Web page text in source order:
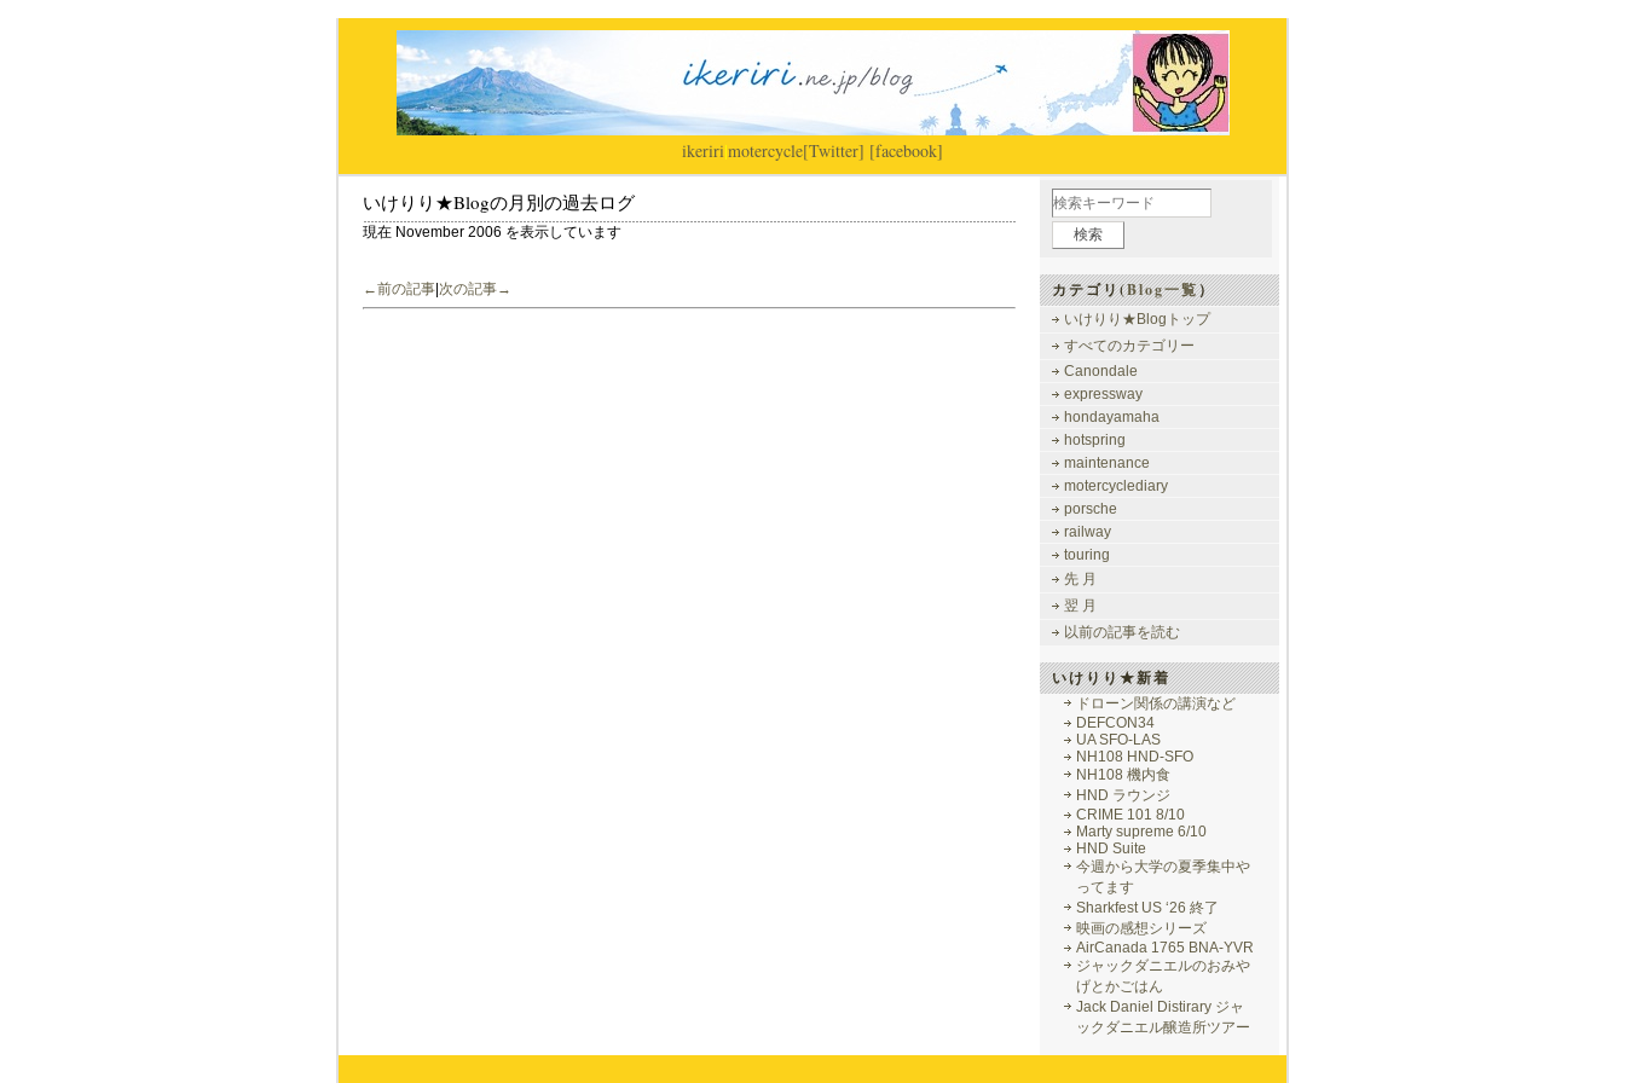
ikeriri|motercycle[Twitter] [facebook]
いけりり★Blogの月別の過去ログ
現在 November 2006 を表示しています
←前の記事 次の記事→ カテゴリ(Blog一覧）
いけりり★Blogトップ
すべてのカテゴリー
Canondale
expressway
hondayamaha
hotspring
maintenance
motercyclediary
porsche
railway
touring
先 月
翌 月
以前の記事を読む
いけりり★新着
ドローン関係の講演など
DEFCON34
UA SFO-LAS
NH108 HND-SFO
NH108 機内食
HND ラウンジ
CRIME 101 8/10
Marty supreme 6/10
HND Suite
今週から大学の夏季集中や
ってます
Sharkfest US ‘26 終了
映画の感想シリーズ
AirCanada 1765 BNA-YVR
ジャックダニエルのおみや
げとかごはん
Jack Daniel Distirary ジャ
ックダニエル醸造所ツアー